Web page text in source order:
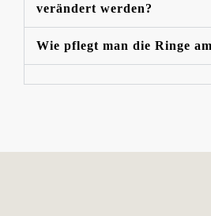
verändert werden?
Wie pflegt man die Ringe